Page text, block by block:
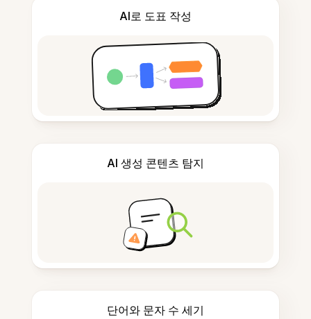
AI로 도표 작성
AI 생성 콘텐츠 탐지
단어와 문자 수 세기